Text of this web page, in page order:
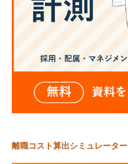
離職コスト算出シミュレーター